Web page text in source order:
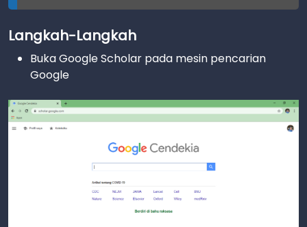
Langkah-Langkah
Buka Google Scholar pada mesin pencarian
Google